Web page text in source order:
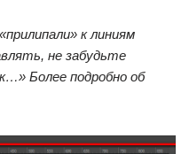
к линиям
не забудьте
Более подробно об